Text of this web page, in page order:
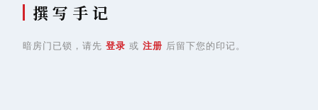
撰 写 手 记
暗房门已锁，请先 登录 或 注册 后留下您的印记。